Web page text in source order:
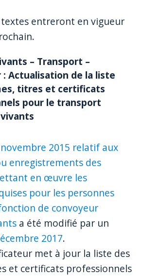
textes entreront en vigueur
– Transport –
: Actualisation de la liste
titres et certificats
pour le transport
2015 relatif aux
enregistrements des
en œuvre les
pour les personnes
de convoyeur
a été modifié par un
2017.
met à jour la liste des
et certificats professionnels